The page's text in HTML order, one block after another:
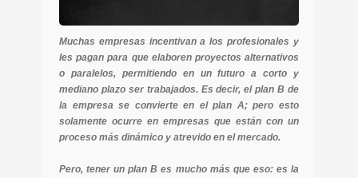
Muchas empresas incentivan a los profesionales y
les pagan para que elaboren proyectos alternativos
o paralelos, permitiendo en un futuro a corto y
mediano plazo ser trabajados. Es decir, el plan B de
la empresa se convierte en el plan A; pero esto
solamente ocurre en empresas que están con un
proceso más dinámico y atrevido en el mercado.
Pero, tener un plan B es mucho más que eso: es la